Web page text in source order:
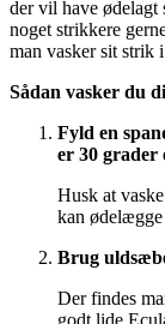
der vil have ødelagt
noget strikkere
man vasker sit strik
Sådan vasker du
Fyld en
er 30 grader
Husk at
kan
Brug
Der findes